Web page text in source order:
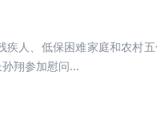
人、低保困难家庭和农村
翔参加慰问...